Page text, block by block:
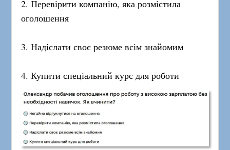
2. Перевірити компанію, яка розмістила
оголошення
3. Надіслати своє резюме всім знайомим
4. Купити спеціальний курс для роботи